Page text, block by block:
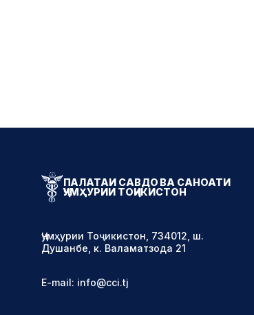
ПАЛАТАИ САВДО ВА САНОАТИ
ҶУМҲУРИИ ТОҶИКИСТОН
Ҷумҳурии Тоҷикистон, 734012, ш.
Душанбе, к. Валаматзода 21
E-mail: info@cci.tj